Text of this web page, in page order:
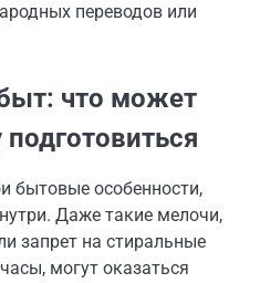
переводов или
что может
бытовые особенности,
Даже такие мелочи,
запрет на стиральные
могут оказаться